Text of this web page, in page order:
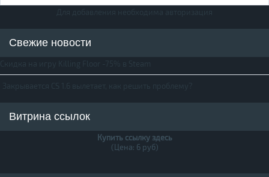
Свежие новости
Витрина ссылок
Купить ссылку здесь
(Цена: 6 руб)